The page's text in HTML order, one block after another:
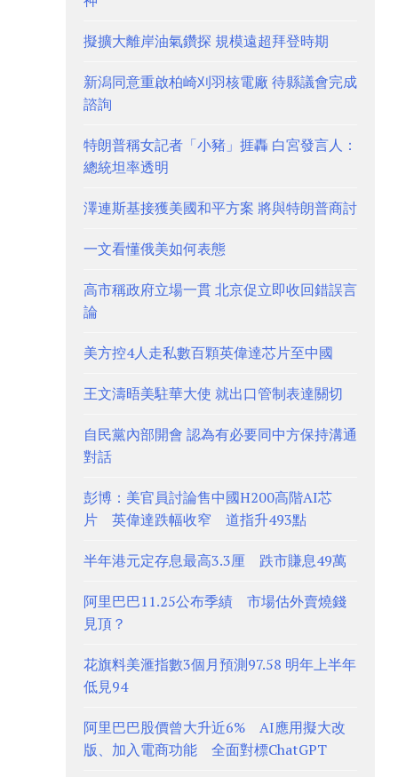
擬擴大離岸油氣鑽探 規模遠超拜登時期
新潟同意重啟柏崎刈羽核電廠 待縣議會完成
諮詢
特朗普稱女記者「小豬」捱轟 白宮發言人：
總統坦率透明
澤連斯基接獲美國和平方案 將與特朗普商討
一文看懂俄美如何表態
高市稱政府立場一貫 北京促立即收回錯誤言
論
美方控4人走私數百顆英偉達芯片至中國
王文濤晤美駐華大使 就出口管制表達關切
自民黨內部開會 認為有必要同中方保持溝通
對話
彭博：美官員討論售中國H200高階AI芯
片 英偉達跌幅收窄 道指升493點
半年港元定存息最高3.3厘 跌市賺息49萬
阿里巴巴11.25公布季績 市場估外賣燒錢
見頂？
花旗料美滙指數3個月預測97.58 明年上半年
低見94
阿里巴巴股價曾大升近6% AI應用擬大改
版、加入電商功能 全面對標ChatGPT